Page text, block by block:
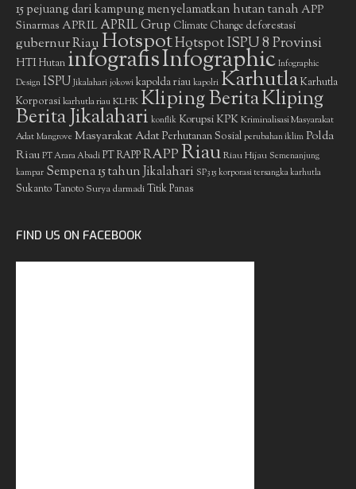
15 pejuang dari kampung menyelamatkan hutan tanah APP
Sinarmas APRIL APRIL Grup Climate Change deforestasi
gubernur RiauHotspotHotspot ISPU 8 Provinsi
HTIHutan infografisInfographic Infographic
Design ISPU Jikalahari jokowi kapolda riau kapolri KarhutlaKarhutla
Korporasikarhutla riauKLHKKliping BeritaKliping
Berita Jikalahari konflik Korupsi KPKKriminalisasi Masyarakat
Adat Mangrove Masyarakat AdatPerhutanan Sosial perubahan iklim Polda
Riau PT Arara Abadi PT RAPPRAPPRiauRiau Hijau Semenanjung
kampar Sempena 15 tahun Jikalahari SP3 15 korporasi tersangka karhutla
Sukanto Tanoto Surya darmadiTitik Panas
FIND US ON FACEBOOK